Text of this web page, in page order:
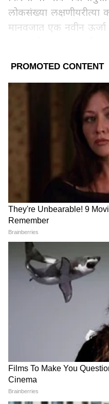
लोकसंख्या
मानवजात एक नवीन ऊर्जा
पाठवेल, असंही त्यांच्या
Add Asianetnews Marathi
Source
Image Credit :
अर्थव्यवस्थेत मोठे बदल
2033: समुद्राची पातळी
ध्रुवीय प्रदेशातील बर्फ
असा उल्लेख या
राजकारणात बदल. 2043
मोठे बदल होऊ शकतात
बदलू शकते, असा उल्लेख